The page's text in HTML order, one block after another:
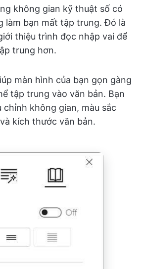
không gian kỹ thuật số có
làm bạn mất tập trung. Đó là
thiệu trình đọc nhập vai để
trung hơn.
màn hình của bạn gọn gàng
tập trung vào văn bản. Bạn
chỉnh không gian, màu sắc
kích thước văn bản.